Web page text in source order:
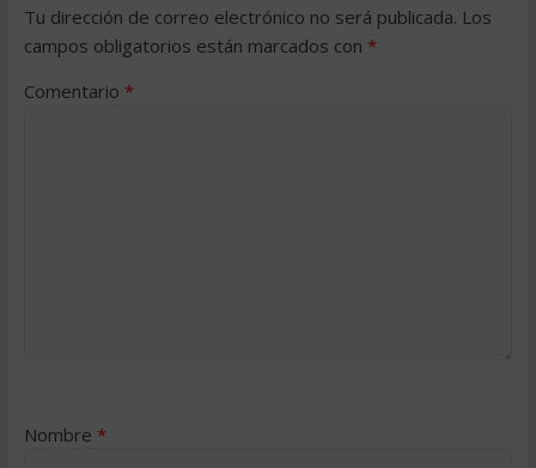
Tu dirección de correo electrónico no será publicada. Los
campos obligatorios están marcados con *
Comentario *
Nombre *